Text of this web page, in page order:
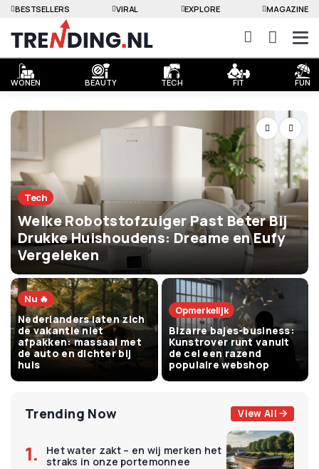
WONEN BEAUTY TECH FIT FUN
BESTSELLERS VIRAL EXPLORE MAGAZINE
Tech
Welke Robotstofzuiger Past Beter Bij
Drukke Huishoudens: Dreame en Eufy
Vergeleken
Nu 🔥
Nederlanders laten zich
de vakantie niet
afpakken: massaal met
de auto en dichter bij
huis
Opmerkelijk
Bizarre bajes-business:
Kunstrover runt vanuit
de cel een razend
populaire webshop
Trending Now View All
Het water zakt – en wij merken het
straks in onze portemonnee